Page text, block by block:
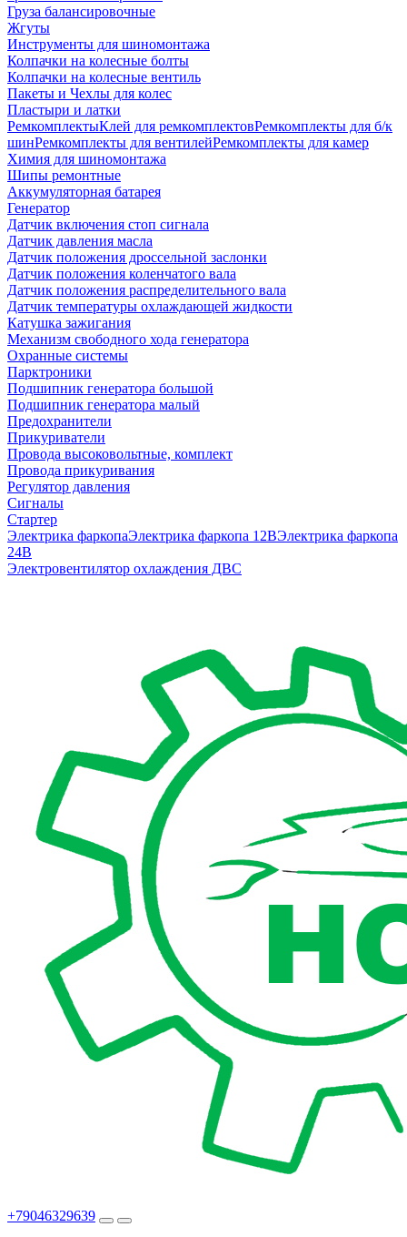
Груза балансировочные
Жгуты
Инструменты для шиномонтажа
Колпачки на колесные болты
Колпачки на колесные вентиль
Пакеты и Чехлы для колес
Пластыри и латки
РемкомплектыКлей для ремкомплектовРемкомплекты для б/к
шинРемкомплекты для вентилейРемкомплекты для камер
Химия для шиномонтажа
Шипы ремонтные
Аккумуляторная батарея
Генератор
Датчик включения стоп сигнала
Датчик давления масла
Датчик положения дроссельной заслонки
Датчик положения коленчатого вала
Датчик положения распределительного вала
Датчик температуры охлаждающей жидкости
Катушка зажигания
Механизм свободного хода генератора
Охранные системы
Парктроники
Подшипник генератора большой
Подшипник генератора малый
Предохранители
Прикуриватели
Провода высоковольтные, комплект
Провода прикуривания
Регулятор давления
Сигналы
Стартер
Электрика фаркопаЭлектрика фаркопа 12ВЭлектрика фаркопа
24В
Электровентилятор охлаждения ДВС
+79046329639